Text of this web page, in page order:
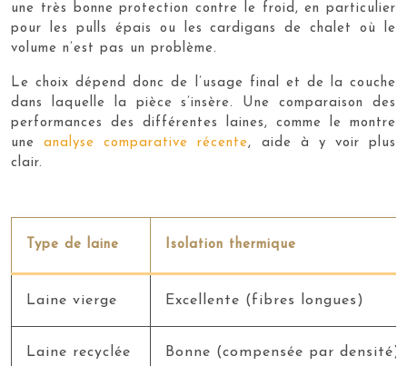
une très bonne protection contre le froid, en particulier
pour les pulls épais ou les cardigans de chalet où le
volume n’est pas un problème.
Le choix dépend donc de l’usage final et de la couche
dans laquelle la pièce s’insère. Une comparaison des
performances des différentes laines, comme le montre
uneanalyse comparative récente, aide à y voir plus
clair.
Type de laine Isolation thermique
Laine vierge Excellente (fibres longues)
Laine recyclée Bonne (compensée par densité)